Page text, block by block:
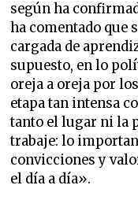
según ha
ha comentado que
cargada de
supuesto, en lo
oreja a oreja por
etapa tan intensa
tanto el lugar ni la
trabaje: lo
convicciones y
el día a día».